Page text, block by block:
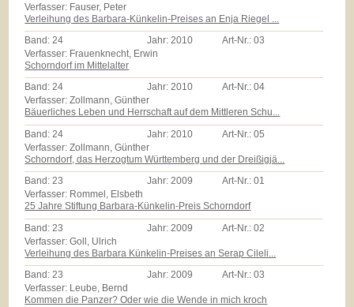
Verfasser: Fauser, Peter
Verleihung des Barbara-Künkelin-Preises an Enja Riegel ...
Band:24 Jahr:2010 Art-Nr.:03
Verfasser: Frauenknecht, Erwin
Schorndorf im Mittelalter
Band:24 Jahr:2010 Art-Nr.:04
Verfasser: Zollmann, Günther
Bäuerliches Leben und Herrschaft auf dem Mittleren Schu...
Band: 24 Jahr: 2010 Art-Nr.:05
Verfasser: Zollmann, Günther
Schorndorf, das Herzogtum Württemberg und der Dreißigjä...
Band:23 Jahr:2009 Art-Nr.:01
Verfasser: Rommel, Elsbeth
25 Jahre Stiftung Barbara-Künkelin-Preis Schorndorf
Band: 23 Jahr: 2009 Art-Nr.:02
Verfasser: Goll, Ulrich
Verleihung des Barbara Künkelin-Preises an Serap Cileli...
Band:23 Jahr:2009 Art-Nr.:03
Verfasser: Leube, Bernd
Kommen die Panzer? Oder wie die Wende in mich kroch